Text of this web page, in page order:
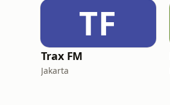
TF
Trax FM
Jakarta